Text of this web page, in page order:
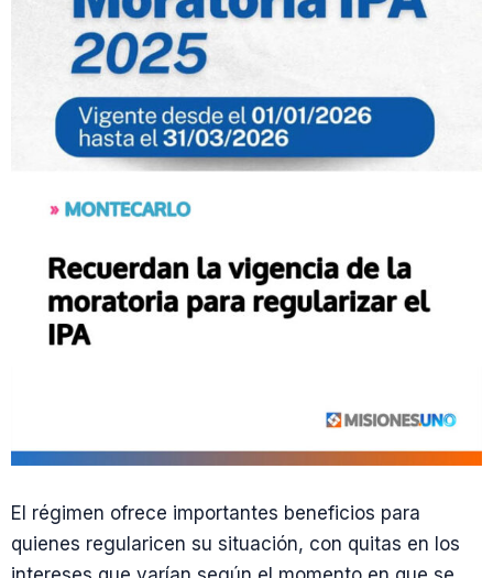
El régimen ofrece importantes beneficios para
quienes regularicen su situación, con quitas en los